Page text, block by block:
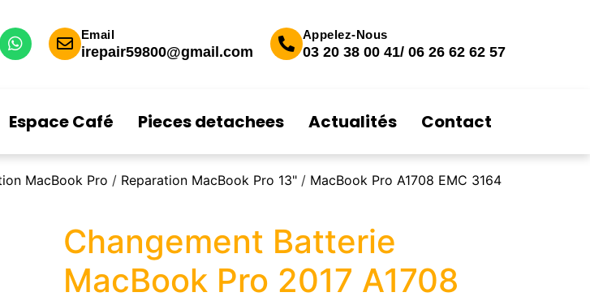
Email
irepair59800@gmail.com
Appelez-Nous
03 20 38 00 41/ 06 26 62 62 57
Espace Café Pieces detachees Actualités Contact
MacBook Pro / Reparation MacBook Pro 13" / MacBook Pro A1708 EMC 3164
Changement Batterie
MacBook Pro 2017 A1708